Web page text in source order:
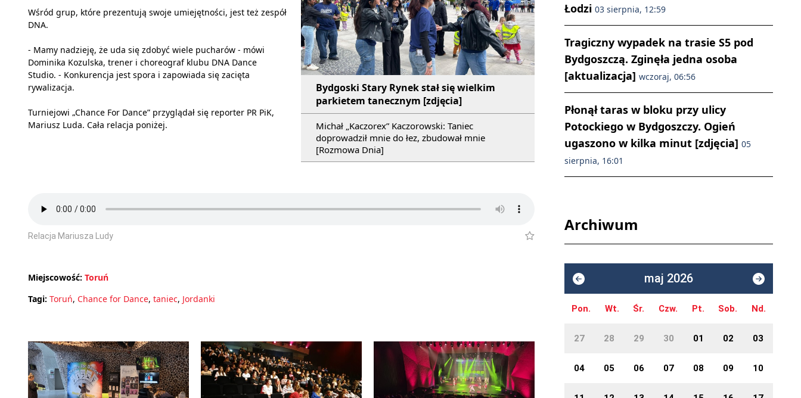
Bydgoski Stary Rynek stał się wielkim
parkietem tanecznym [zdjęcia]
Michał „Kaczorex” Kaczorowski: Taniec
doprowadził mnie do łez, zbudował mnie
[Rozmowa Dnia]
Wśród grup, które prezentują swoje umiejętności, jest też zespół
DNA.
- Mamy nadzieję, że uda się zdobyć wiele pucharów - mówi
Dominika Kozulska, trener i choreograf klubu DNA Dance
Studio. - Konkurencja jest spora i zapowiada się zacięta
rywalizacja.
Turniejowi „Chance For Dance” przyglądał się reporter PR PiK,
Mariusz Luda. Cała relacja poniżej.
Relacja Mariusza Ludy
Miejscowość: Toruń
Tagi: Toruń, Chance for Dance, taniec, Jordanki
Łodzi 03 sierpnia, 12:59
Tragiczny wypadek na trasie S5 pod
Bydgoszczą. Zginęła jedna osoba
[aktualizacja] wczoraj, 06:56
Płonął taras w bloku przy ulicy
Potockiego w Bydgoszczy. Ogień
ugaszono w kilka minut [zdjęcia] 05
sierpnia, 16:01
Archiwum
maj 2026
Pon. Wt. Śr. Czw. Pt. Sob. Nd.
27 28 29 30 01 02 03
04 05 06 07 08 09 10